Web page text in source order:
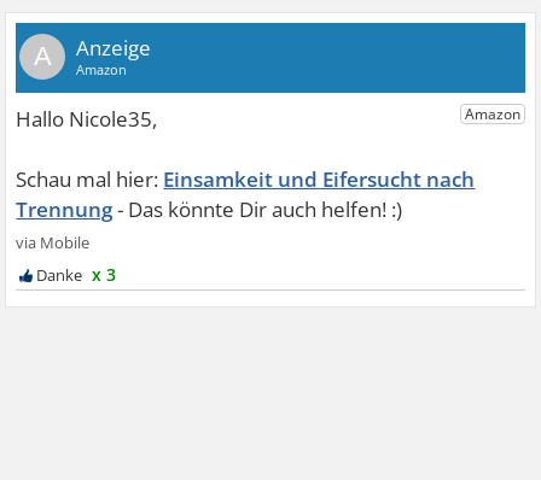
A
Einsamkeit und Eifersucht nach
Trennung
x 3